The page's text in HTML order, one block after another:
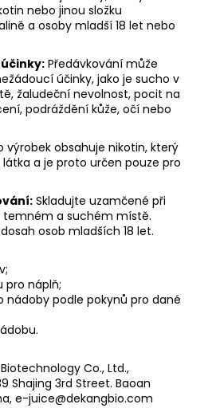
nebo jinou složku
a osoby mladší 18 let nebo
Předávkování může
účinky, jako je sucho v
žaludeční nevolnost, pocit na
podráždění kůže, očí nebo
výrobek obsahuje nikotin, který
a je proto určen pouze pro
Skladujte uzamčené při
temném a suchém místě.
osob mladších 18 let.
pro náplň;
nádoby podle pokynů pro dané
Co., Ltd.,
Shajing 3rd Street. Baoan
e-juice@dekangbio.com